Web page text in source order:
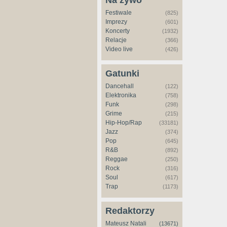
Festiwale (825)
Imprezy (601)
Koncerty (1932)
Relacje (366)
Video live (426)
Gatunki
Dancehall (122)
Elektronika (758)
Funk (298)
Grime (215)
Hip-Hop/Rap (33181)
Jazz (374)
Pop (645)
R&B (892)
Reggae (250)
Rock (316)
Soul (617)
Trap (1173)
Redaktorzy
Mateusz Natali (13671)